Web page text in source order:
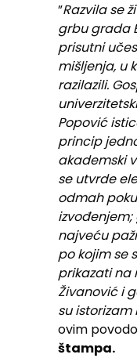
”Razvila se
grbu grada
prisutni
mišljenja, u
razilazili.
Popović
princip
akademski
se utvrde
odmah
najveću
po kojim se
prikazati na
Živanović i
su
ovim
štampa.